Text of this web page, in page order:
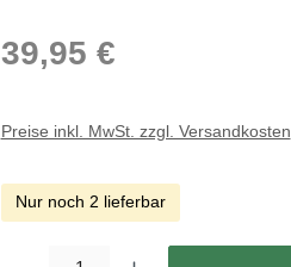
39,95 €
Preise inkl. MwSt. zzgl. Versandkosten
Nur noch 2 lieferbar